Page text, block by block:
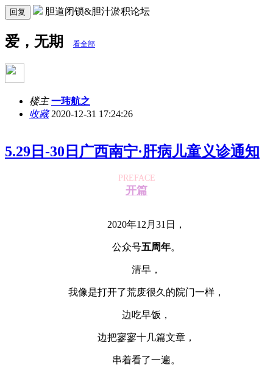
回复 胆道闭锁&胆汁淤积论坛
爱，无期 看全部
楼主 一玮航之
收藏2020-12-31 17:24:26
5.29日-30日广西南宁·肝病儿童义诊通知
PREFACE
开篇
2020年12月31日，
公众号五周年。
清早，
我像是打开了荒废很久的院门一样，
边吃早饭，
边把寥寥十几篇文章，
串着看了一遍。